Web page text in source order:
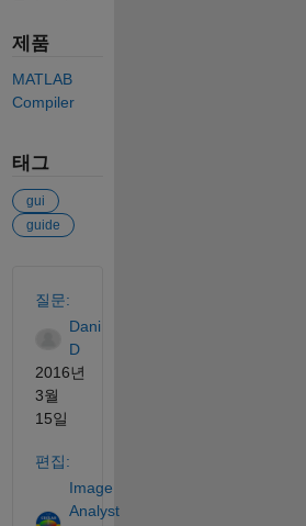
제품
MATLAB
Compiler
태그
gui
guide
질문:
Dani
D
2016년
3월
15일
편집:
Image
Analyst